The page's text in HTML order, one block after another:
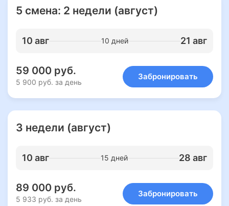
5 смена: 2 недели (август)
10 авг 10 дней 21 авг
59 000 руб.
5 900 руб. за день
Забронировать
3 недели (август)
10 авг 15 дней 28 авг
89 000 руб.
5 933 руб. за день
Забронировать